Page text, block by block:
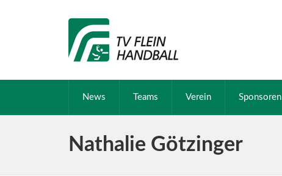
News Teams Verein Sponsoren
Nathalie Götzinger